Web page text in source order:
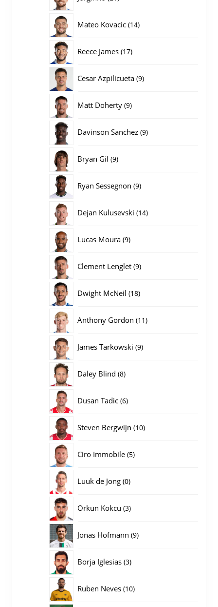
Mateo Kovacic 1414
Reece James 1717
Cesar Azpilicueta 99
Matt Doherty 99
Davinson Sanchez 99
Bryan Gil 99
Ryan Sessegnon 99
Dejan Kulusevski 1414
Lucas Moura 99
Clement Lenglet 99
Dwight McNeil 1818
Anthony Gordon 1111
James Tarkowski 99
Daley Blind 88
Dusan Tadic 66
Steven Bergwijn 1010
Ciro Immobile 55
Luuk de Jong 00
Orkun Kokcu 33
Jonas Hofmann 99
Borja Iglesias 33
Ruben Neves 1010